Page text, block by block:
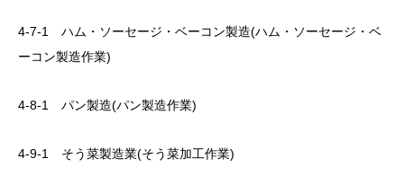
4-7-1 ハム・ソーセージ・ベーコン製造(ハム・ソーセージ・ベ
ーコン製造作業)
4-8-1 パン製造(パン製造作業)
4-9-1 そう菜製造業(そう菜加工作業)